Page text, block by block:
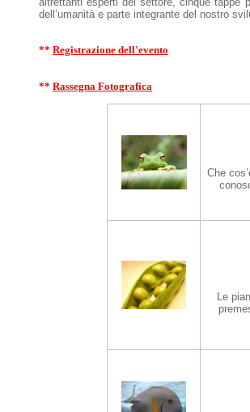
dell’umanità e parte integrante del nostro
** Registrazione dell'evento
** Rassegna Fotografica
Che
Le